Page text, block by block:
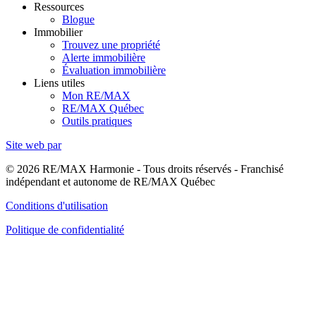
Ressources
Blogue
Immobilier
Trouvez une propriété
Alerte immobilière
Évaluation immobilière
Liens utiles
Mon RE/MAX
RE/MAX Québec
Outils pratiques
Site web par
© 2026 RE/MAX Harmonie - Tous droits réservés - Franchisé
indépendant et autonome de RE/MAX Québec
Conditions d'utilisation
Politique de confidentialité